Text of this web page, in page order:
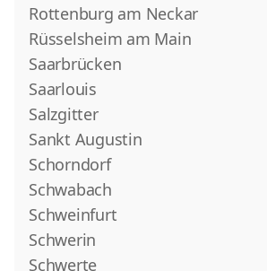
Rottenburg am Neckar
Rüsselsheim am Main
Saarbrücken
Saarlouis
Salzgitter
Sankt Augustin
Schorndorf
Schwabach
Schweinfurt
Schwerin
Schwerte